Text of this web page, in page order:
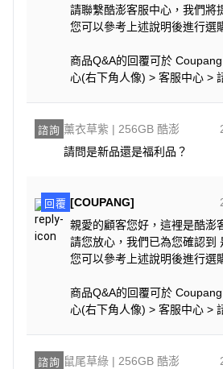
請聯繫酷澎客服中心，我們將
您可以參考上述說明後進行選
商品Q&A的回覆可於
心(右下角人像) > 客服中心 >
諮詢 薰衣草紫 | 256GB 酷澎
請問是新品還是福利品？
回覆 [COUPANG]
親愛的顧客您好，這裡是酷澎
請您放心，我們已為您確認到
您可以參考上述說明後進行選
商品Q&A的回覆可於
心(右下角人像) > 客服中心 >
諮詢 鼠尾草綠 | 256GB 酷澎